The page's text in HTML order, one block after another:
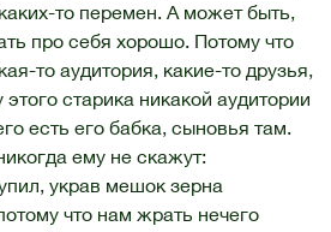
то перемен. А может быть,
про себя хорошо. Потому что
то аудитория, какие-то друзья,
старика никакой аудитории
есть его бабка, сыновья там.
ему не скажут:
украв мешок зерна
что нам жрать нечего